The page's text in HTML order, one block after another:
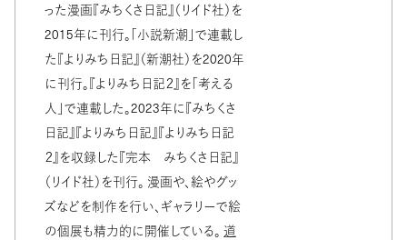
った漫画『みちくさ日記』（リイド社）を
2015年に刊行。「小説新潮」で連載し
た『よりみち日記』（新潮社）を2020年
に刊行。『よりみち日記２』を「考える
人」で連載した。2023年に『みちくさ
日記』『よりみち日記』『よりみち日記
２』を収録した『完本 みちくさ日記』
（リイド社）を刊行。 漫画や、絵やグッ
ズなどを制作を行い、ギャラリーで絵
の個展も精力的に開催している。 道